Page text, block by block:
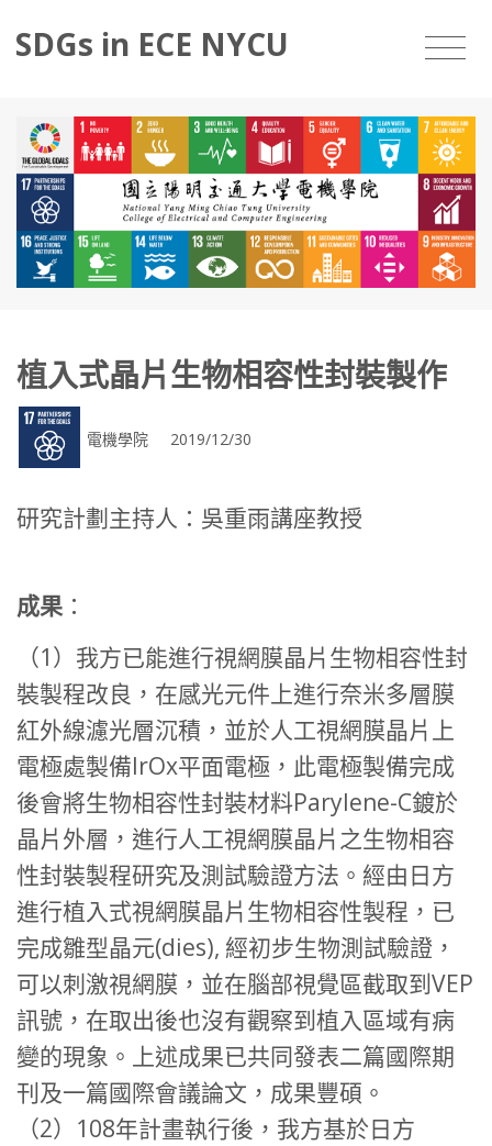
SDGs in ECE NYCU
植入式晶片生物相容性封裝製作
電機學院 2019/12/30
研究計劃主持人：吳重雨講座教授
成果 ：
（1）我方已能進行視網膜晶片生物相容性封
裝製程改良，在感光元件上進行奈米多層膜
紅外線濾光層沉積，並於人工視網膜晶片上
電極處製備IrOx平面電極，此電極製備完成
後會將生物相容性封裝材料Parylene-C鍍於
晶片外層，進行人工視網膜晶片之生物相容
性封裝製程研究及測試驗證方法。經由日方
進行植入式視網膜晶片生物相容性製程，已
完成雛型晶元(dies), 經初步生物測試驗證，
可以刺激視網膜，並在腦部視覺區截取到VEP
訊號，在取出後也沒有觀察到植入區域有病
變的現象。上述成果已共同發表二篇國際期
刊及一篇國際會議論文，成果豐碩。
（2）108年計畫執行後，我方基於日方